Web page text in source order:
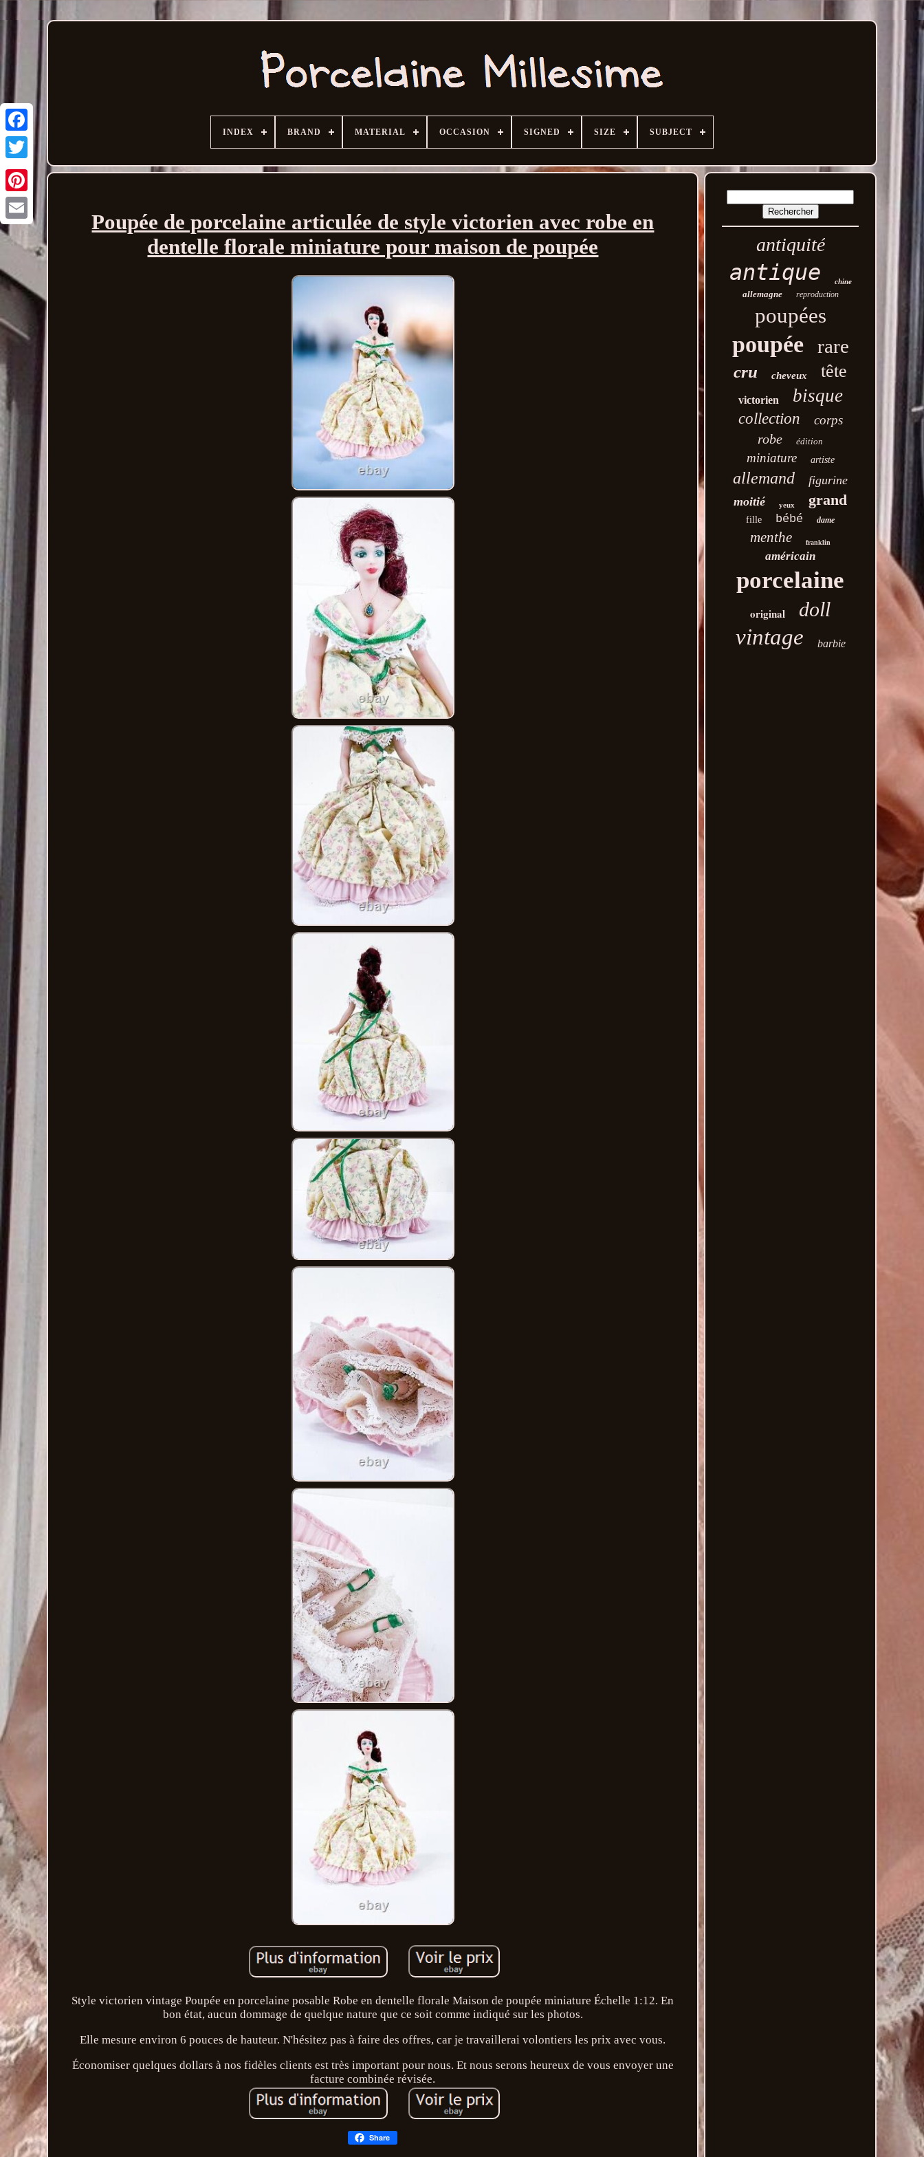
Email
INDEX BRAND MATERIAL OCCASION SIGNED SIZE SUBJECT
Poupée de porcelaine articulée de style victorien avec robe en
dentelle florale miniature pour maison de poupée
Style victorien vintage Poupée en porcelaine posable Robe en dentelle florale Maison de poupée miniature Échelle 1:12. En
bon état, aucun dommage de quelque nature que ce soit comme indiqué sur les photos.
Elle mesure environ 6 pouces de hauteur. N'hésitez pas à faire des offres, car je travaillerai volontiers les prix avec vous.
Économiser quelques dollars à nos fidèles clients est très important pour nous. Et nous serons heureux de vous envoyer une
facture combinée révisée.
Share
antiquité
antique chine
allemagne reproduction
poupées
poupée rare
cru cheveux tête
victorien bisque
collection corps
robe édition
miniature artiste
allemand
figurine
moitié
yeux grand
fille bébé dame
menthe franklin
américain
porcelaine
original doll
vintage barbie